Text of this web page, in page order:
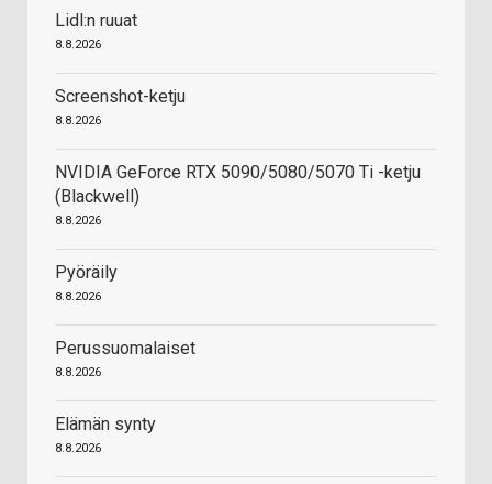
Lidl:n ruuat
8.8.2026
Screenshot-ketju
8.8.2026
NVIDIA GeForce RTX 5090/5080/5070 Ti -ketju
(Blackwell)
8.8.2026
Pyöräily
8.8.2026
Perussuomalaiset
8.8.2026
Elämän synty
8.8.2026